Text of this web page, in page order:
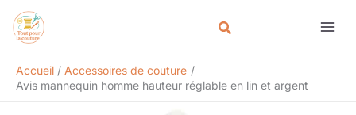
Accueil
Accessoires de couture
Avis mannequin homme hauteur réglable en lin et argent
Rechercher